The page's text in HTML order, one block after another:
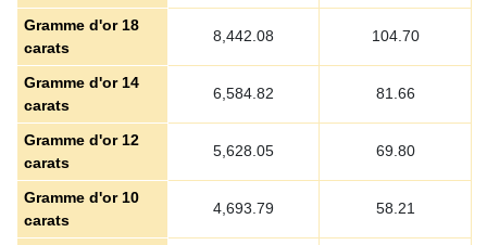
Gramme d'or 18
carats
8,442.08 104.70
Gramme d'or 14
carats
6,584.82 81.66
Gramme d'or 12
carats
5,628.05 69.80
Gramme d'or 10
carats
4,693.79 58.21